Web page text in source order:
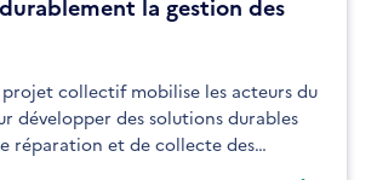
la gestion des
collectif mobilise les acteurs du
développer des solutions durables
réparation et de collecte des